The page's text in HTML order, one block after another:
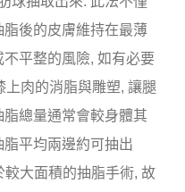
後的皮膚維持在最薄
平整的風險, 如有必要
上肉的消脂與雕塑, 讓腿
總量通常會較身體其
平均兩邊約可抽出
大面積的抽脂手術, 故